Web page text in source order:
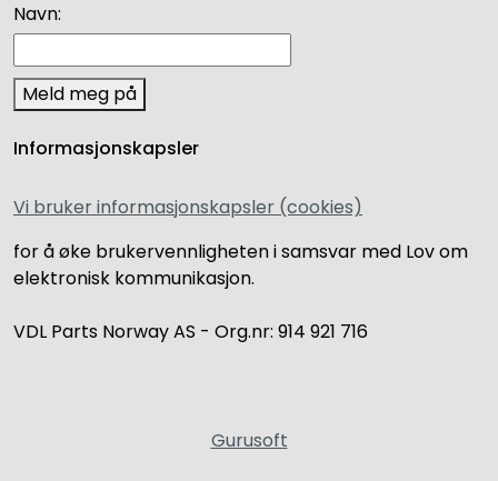
Navn:
Meld meg på
Informasjonskapsler
Vi bruker informasjonskapsler (cookies)
for å øke brukervennligheten i samsvar med Lov om
elektronisk kommunikasjon.
VDL Parts Norway AS - Org.nr: 914 921 716
Gurusoft